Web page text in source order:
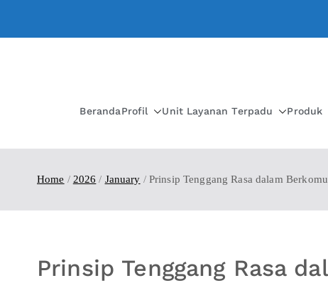
BerandaProfil Unit Layanan Terpadu Produk
Home 2026 January Prinsip Tenggang Rasa dalam
Prinsip Tenggang Rasa